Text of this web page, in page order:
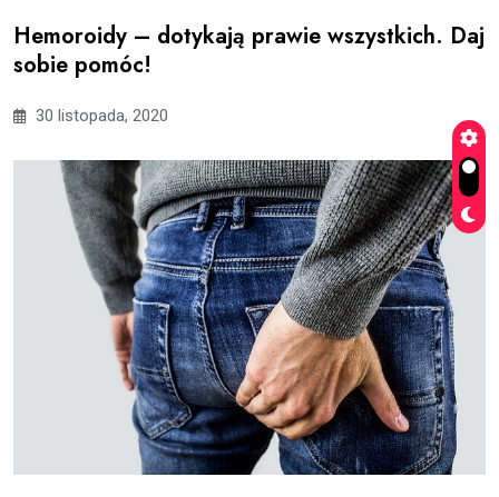
Hemoroidy – dotykają prawie wszystkich. Daj
sobie pomóc!
30 listopada, 2020